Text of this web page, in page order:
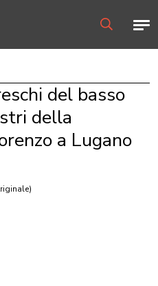
del basso
della
a Lugano